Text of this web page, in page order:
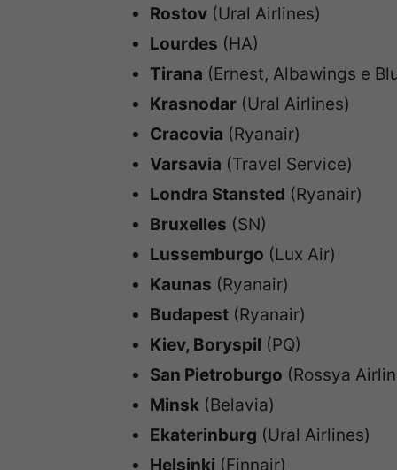
Rostov (Ural Airlines)
Lourdes (HA)
Tirana (Ernest, Albawings e
Krasnodar (Ural Airlines)
Cracovia (Ryanair)
Varsavia (Travel Service)
Londra Stansted (Ryanair)
Bruxelles (SN)
Lussemburgo (Lux Air)
Kaunas (Ryanair)
Budapest (Ryanair)
Kiev, Boryspil (PQ)
San Pietroburgo (Rossya
Minsk (Belavia)
Ekaterinburg (Ural Airlines)
Helsinki (Finnair)